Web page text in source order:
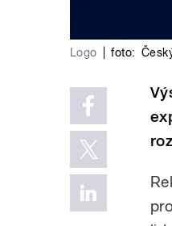
Logo foto: